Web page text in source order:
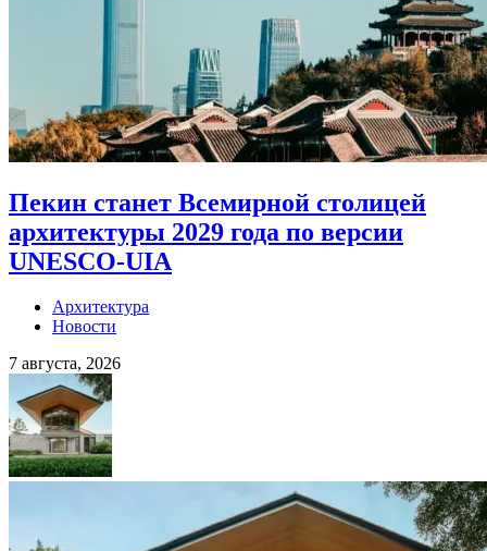
Пекин станет Всемирной столицей
архитектуры 2029 года по версии
UNESCO-UIA
Архитектура
Новости
7 августа, 2026